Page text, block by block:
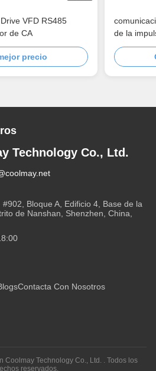
VFD RS485
de CA
precio
de la
0.75KW-
Technology Co., Ltd.
#902, Bloque A, Edificio 4, Base de la
de Nanshan, Shenzhen, China,
Contacta Con Nosotros
Technology Co., Ltd. . Todos los
reservados.